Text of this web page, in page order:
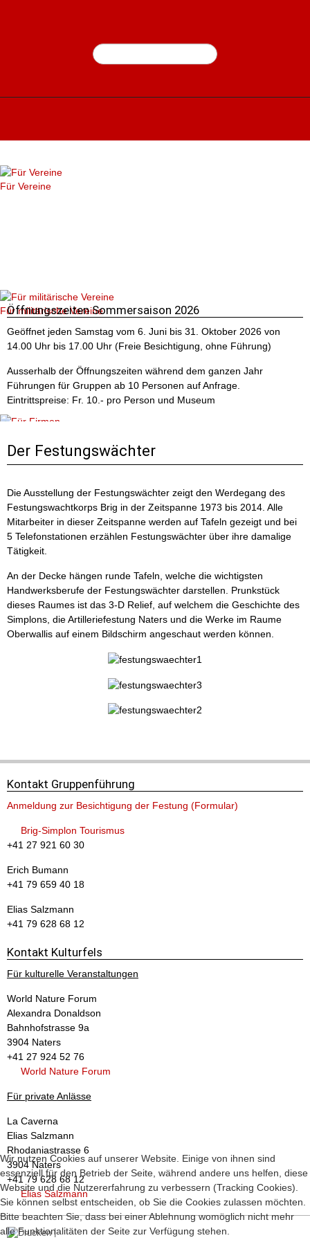
Für Vereine
Für militärische Vereine
Für Schulen
Für Geschichtsinteressierte
Totenkammer | Nationalbank | Sanitätszimmer | Festungswächter
Öffnungszeiten Sommersaison 2026
Geöffnet jeden Samstag vom 6. Juni bis 31. Oktober 2026 von
14.00 Uhr bis 17.00 Uhr (Freie Besichtigung, ohne Führung)
Ausserhalb der Öffnungszeiten während dem ganzen Jahr
Führungen für Gruppen ab 10 Personen auf Anfrage.
Eintrittspreise: Fr. 10.- pro Person und Museum
Der Festungswächter
Die Ausstellung der Festungswächter zeigt den Werdegang des
Festungswachtkorps Brig in der Zeitspanne 1973 bis 2014. Alle
Mitarbeiter in dieser Zeitspanne werden auf Tafeln gezeigt und bei
5 Telefonstationen erzählen Festungswächter über ihre damalige
Tätigkeit.
An der Decke hängen runde Tafeln, welche die wichtigsten
Handwerksberufe der Festungswächter darstellen. Prunkstück
dieses Raumes ist das 3-D Relief, auf welchem die Geschichte des
Simplons, die Artilleriefestung Naters und die Werke im Raume
Oberwallis auf einem Bildschirm angeschaut werden können.
Kontakt Gruppenführung
Anmeldung zur Besichtigung der Festung (Formular)
Brig-Simplon Tourismus
+41 27 921 60 30
Erich Bumann
+41 79 659 40 18
Elias Salzmann
+41 79 628 68 12
Kontakt Kulturfels
Für kulturelle Veranstaltungen
World Nature Forum
Alexandra Donaldson
Bahnhofstrasse 9a
3904 Naters
+41 27 924 52 76
World Nature Forum
Für private Anlässe
La Caverna
Elias Salzmann
Rhodaniastrasse 6
3904 Naters
+41 79 628 68 12
Elias Salzmann
|
Wir nutzen Cookies auf unserer Website. Einige von ihnen sind
essenziell für den Betrieb der Seite, während andere uns helfen, diese
Website und die Nutzererfahrung zu verbessern (Tracking Cookies).
Sie können selbst entscheiden, ob Sie die Cookies zulassen möchten.
Bitte beachten Sie, dass bei einer Ablehnung womöglich nicht mehr
alle Funktionalitäten der Seite zur Verfügung stehen.